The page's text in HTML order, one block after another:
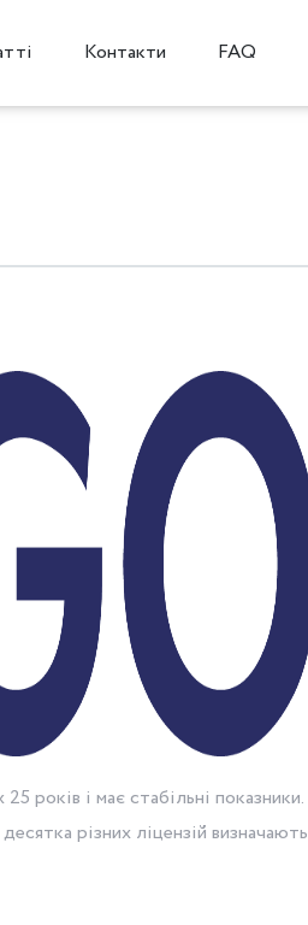
Контакти FAQ
років і має стабільні показники.
різних ліцензій визначають